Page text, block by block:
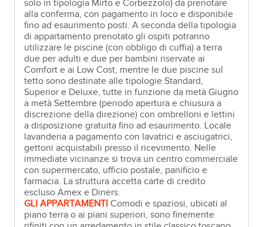
solo in tipologia Mirto e Corbezzolo) da prenotare
alla conferma, con pagamento in loco e disponibile
fino ad esaurimento posti. A seconda della tipologia
di appartamento prenotato gli ospiti potranno
utilizzare le piscine (con obbligo di cuffia) a terra
due per adulti e due per bambini riservate ai
Comfort e ai Low Cost, mentre le due piscine sul
tetto sono destinate alle tipologie Standard,
Superior e Deluxe, tutte in funzione da metà Giugno
a metà Settembre (periodo apertura e chiusura a
discrezione della direzione) con ombrelloni e lettini
a disposizione gratuita fino ad esaurimento. Locale
lavanderia a pagamento con lavatrici e asciugatrici,
gettoni acquistabili presso il ricevimento. Nelle
immediate vicinanze si trova un centro commerciale
con supermercato, ufficio postale, panificio e
farmacia. La struttura accetta carte di credito
escluso Amex e Diners.
GLI APPARTAMENTI Comodi e spaziosi, ubicati al
piano terra o ai piani superiori, sono finemente